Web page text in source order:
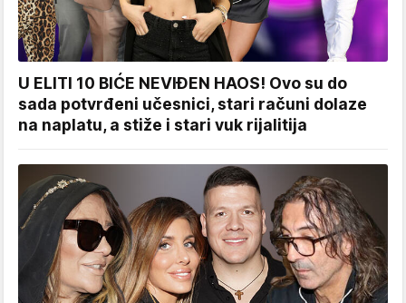
U ELITI 10 BIĆE NEVIĐEN HAOS! Ovo su do
sada potvrđeni učesnici, stari računi dolaze
na naplatu, a stiže i stari vuk rijalitija